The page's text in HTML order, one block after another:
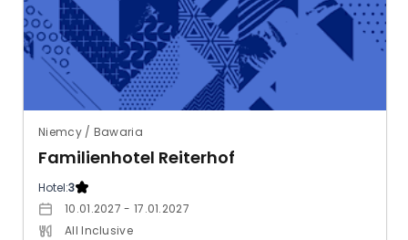
Niemcy / Bawaria
Familienhotel Reiterhof
Hotel:3
10.01.2027 - 17.01.2027
All Inclusive